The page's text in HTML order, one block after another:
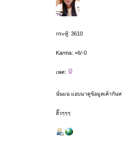
กระทู้: 3610
Karma: +6/-0
เพศ:
นั่นแน่ แอบมาดูข้อมูลเค้ากันห
ฮิ๊วๆๆๆ